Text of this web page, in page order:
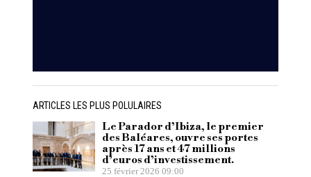
ARTICLES LES PLUS POLULAIRES
Le Parador d’Ibiza, le premier
des Baléares, ouvre ses portes
après 17 ans et 47 millions
d’euros d’investissement.
25 février 2026 09:00